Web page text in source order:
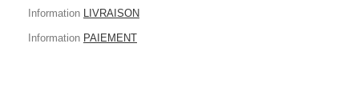
Information LIVRAISON
Information PAIEMENT